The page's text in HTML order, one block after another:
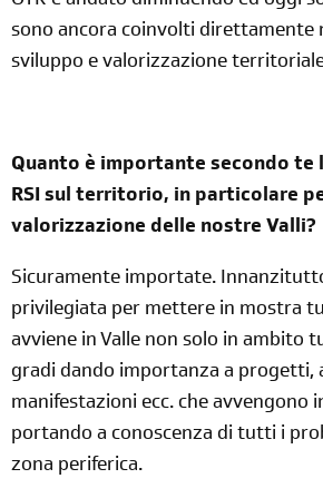
sono ancora coinvolti direttamente
sviluppo e valorizzazione
Quanto è importante secondo te
RSI sul territorio, in particolare
valorizzazione delle nostre Valli?
Sicuramente importate.
privilegiata per mettere in mostra
avviene in Valle non solo in ambito
gradi dando importanza a progetti,
manifestazioni ecc. che avvengono
portando a conoscenza di tutti i
zona periferica.